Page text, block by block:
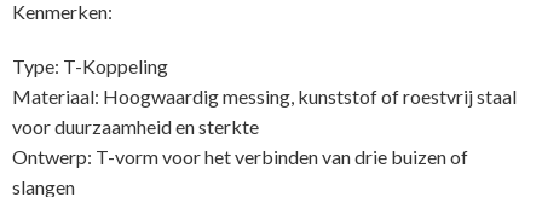
Kenmerken:
Type: T-Koppeling
Materiaal: Hoogwaardig messing, kunststof of roestvrij staal
voor duurzaamheid en sterkte
Ontwerp: T-vorm voor het verbinden van drie buizen of
slangen